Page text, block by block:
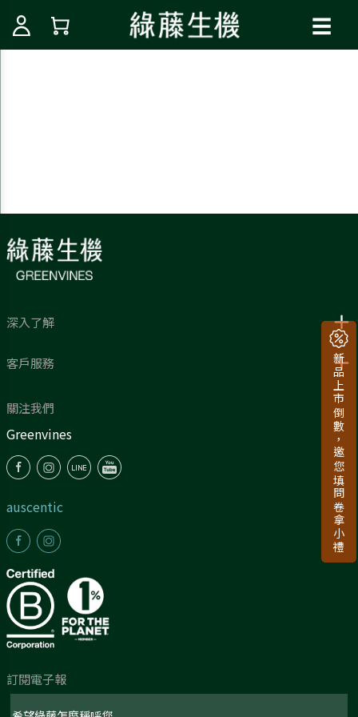
☰
新品上市倒數，邀您填問卷拿小禮
深入了解
客戶服務
關注我們
Greenvines
auscentic
訂閱電子報